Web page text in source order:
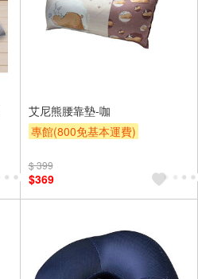
艾尼熊腰靠墊-咖
專館(800免基本運費)
$ 399
$369